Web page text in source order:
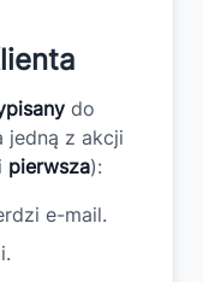
do
jedną z akcji
pierwsza):
e-mail.